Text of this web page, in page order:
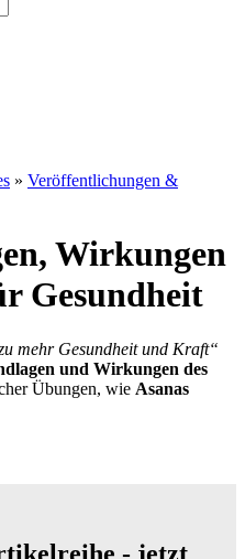
» Veröffentlichungen &
Wirkungen
Gesundheit
zu mehr Gesundheit und Kraft“
und Wirkungen des
Übungen, wie Asanas
- jetzt